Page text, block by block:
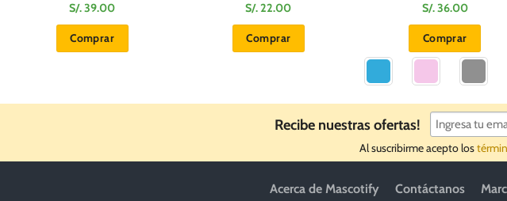
S/.39.00
Comprar
S/.22.00
Comprar
S/.36.00
Comprar
Este
producto
múltiples
variantes.
Las
se
Recibe nuestras ofertas!
Al suscribirme acepto los
Acerca de Mascotify Contáctanos